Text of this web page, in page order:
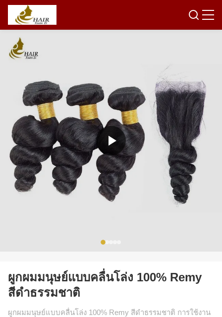
ผูกผมมนุษย์แบบคลื่นโล่ง 100% Remy
สีดําธรรมชาติ
ผูกผมมนุษย์แบบคลื่นโล่ง 100% Remy สีดําธรรมชาติ การใช้งาน